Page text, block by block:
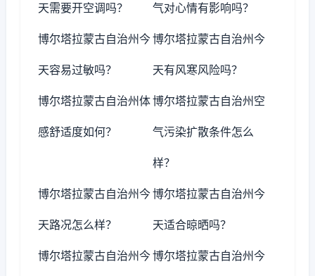
天需要开空调吗？ 气对心情有影响吗？
博尔塔拉蒙古自治州今
天容易过敏吗？
博尔塔拉蒙古自治州今
天有风寒风险吗？
博尔塔拉蒙古自治州体
感舒适度如何？
博尔塔拉蒙古自治州空
气污染扩散条件怎么
样？
博尔塔拉蒙古自治州今
天路况怎么样？
博尔塔拉蒙古自治州今
天适合晾晒吗？
博尔塔拉蒙古自治州今博尔塔拉蒙古自治州今